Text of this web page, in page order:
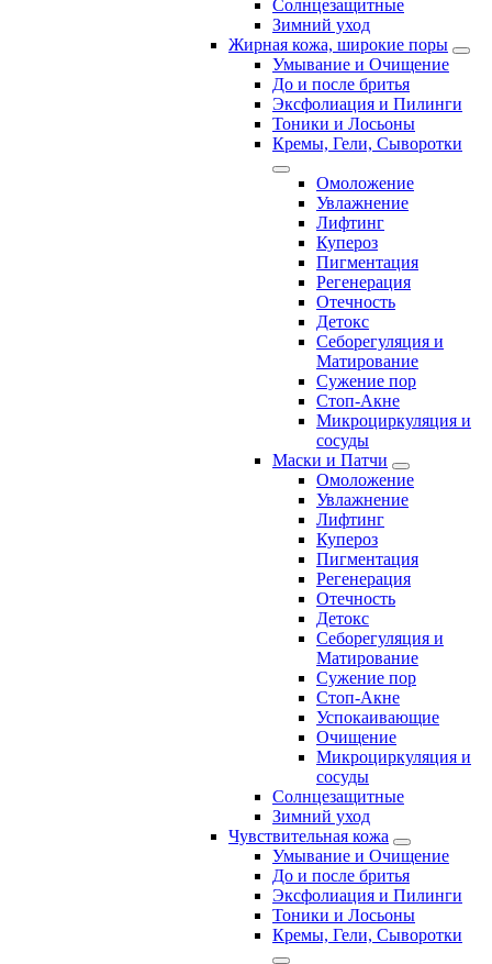
Солнцезащитные
Зимний уход
Жирная кожа, широкие поры
Умывание и Очищение
До и после бритья
Эксфолиация и Пилинги
Тоники и Лосьоны
Кремы, Гели, Сыворотки
Омоложение
Увлажнение
Лифтинг
Купероз
Пигментация
Регенерация
Отечность
Детокс
Себорегуляция и
Матирование
Сужение пор
Стоп-Акне
Микроциркуляция и
сосуды
Маски и Патчи
Омоложение
Увлажнение
Лифтинг
Купероз
Пигментация
Регенерация
Отечность
Детокс
Себорегуляция и
Матирование
Сужение пор
Стоп-Акне
Успокаивающие
Очищение
Микроциркуляция и
сосуды
Солнцезащитные
Зимний уход
Чувствительная кожа
Умывание и Очищение
До и после бритья
Эксфолиация и Пилинги
Тоники и Лосьоны
Кремы, Гели, Сыворотки